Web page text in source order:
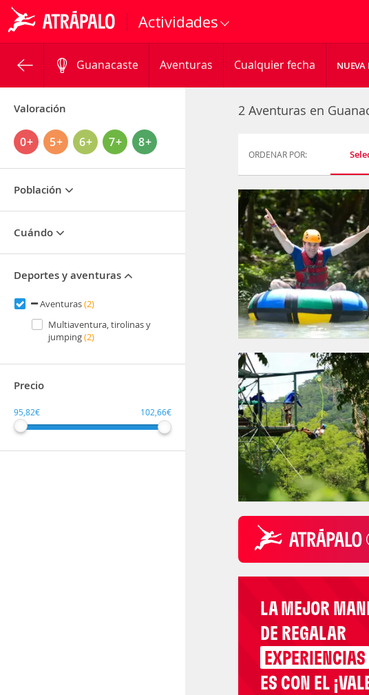
Actividades
Guanacaste Aventuras Cualquier fecha NUEVA
Valoración
0+ 5+ 6+ 7+ 8+
Población
Cuándo
Deportes y aventuras
Aventuras(2)
Multiaventura, tirolinas y
jumping(2)
Precio
95,82€ 102,66€
2 Aventuras en
ORDENAR POR:
LA MEJOR
DE REGALAR
EXPERIENCIAS
ES CON EL